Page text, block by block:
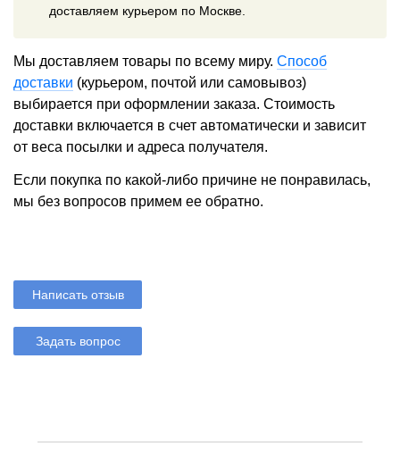
доставляем курьером по Москве.
Мы доставляем товары по всему миру. Способ
доставки (курьером, почтой или самовывоз)
выбирается при оформлении заказа. Стоимость
доставки включается в счет автоматически и зависит
от веса посылки и адреса получателя.
Если покупка по какой-либо причине не понравилась,
мы без вопросов примем ее обратно.
Написать отзыв
Задать вопрос